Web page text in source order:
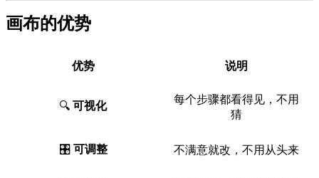
画布的优势
优势 说明
🔍 可视化
每个步骤都看得见，不用
猜
🎛️ 可调整 不满意就改，不用从头来